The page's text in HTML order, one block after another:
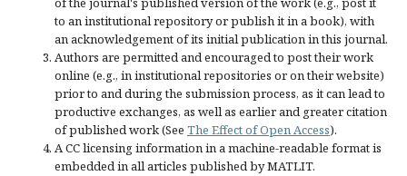
to an institutional repository or publish it in a book), with
an acknowledgement of its initial publication in this journal.
Authors are permitted and encouraged to post their work
online (e.g., in institutional repositories or on their website)
prior to and during the submission process, as it can lead to
productive exchanges, as well as earlier and greater citation
of published work (See The Effect of Open Access).
A CC licensing information in a machine-readable format is
embedded in all articles published by MATLIT.